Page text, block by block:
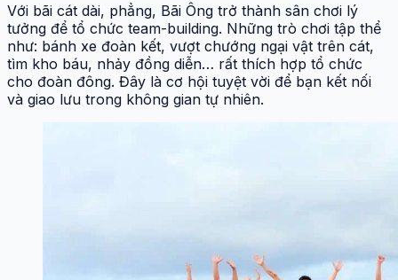
Với bãi cát dài, phẳng, Bãi Ông trở thành sân chơi lý
tưởng để tổ chức team-building. Những trò chơi tập thể
như: bánh xe đoàn kết, vượt chướng ngại vật trên cát,
tìm kho báu, nhảy đồng diễn… rất thích hợp tổ chức
cho đoàn đông. Đây là cơ hội tuyệt vời để bạn kết nối
và giao lưu trong không gian tự nhiên.